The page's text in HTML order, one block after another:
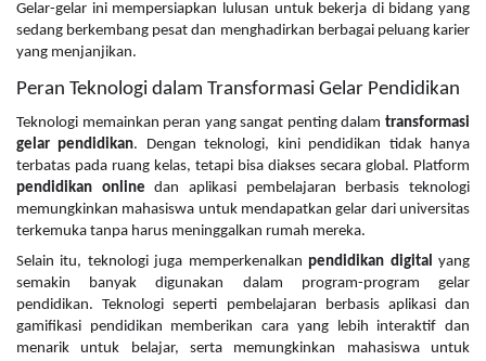
Gelar-gelar ini mempersiapkan lulusan untuk bekerja di bidang yang
sedang berkembang pesat dan menghadirkan berbagai peluang karier
yang menjanjikan.
Peran Teknologi dalam Transformasi Gelar Pendidikan
Teknologi memainkan peran yang sangat penting dalam transformasi
gelar pendidikan. Dengan teknologi, kini pendidikan tidak hanya
terbatas pada ruang kelas, tetapi bisa diakses secara global. Platform
pendidikan online dan aplikasi pembelajaran berbasis teknologi
memungkinkan mahasiswa untuk mendapatkan gelar dari universitas
terkemuka tanpa harus meninggalkan rumah mereka.
Selain itu, teknologi juga memperkenalkan pendidikan digital yang
semakin banyak digunakan dalam program-program gelar
pendidikan. Teknologi seperti pembelajaran berbasis aplikasi dan
gamifikasi pendidikan memberikan cara yang lebih interaktif dan
menarik untuk belajar, serta memungkinkan mahasiswa untuk